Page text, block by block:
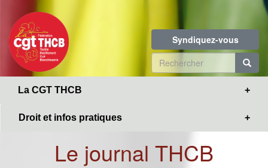
contenu
principal
Syndiquez-vous
Formulaire
de
La CGT THCB
Droit et infos pratiques
Le journal THCB